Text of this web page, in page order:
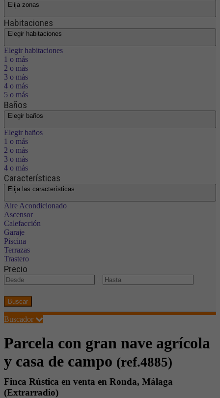
Elija zonas
Habitaciones
Elegir habitaciones
Elegir habitaciones
1 o más
2 o más
3 o más
4 o más
5 o más
Baños
Elegir baños
Elegir baños
1 o más
2 o más
3 o más
4 o más
Características
Elija las características
Aire Acondicionado
Ascensor
Calefacción
Garaje
Piscina
Terrazas
Trastero
Precio
Buscar
Buscador
Parcela con gran nave agrícola
y casa de campo (ref.4885)
Finca Rústica en venta en Ronda, Málaga
(Extrarradio)